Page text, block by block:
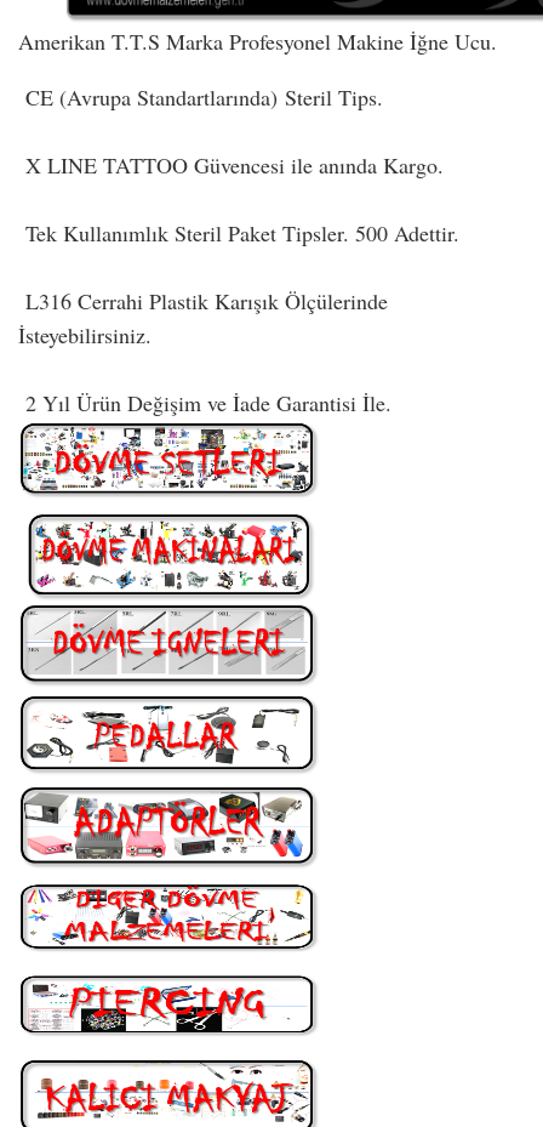
Amerikan T.T.S Marka Profesyonel Makine İğne Ucu.
CE (Avrupa Standartlarında) Steril Tips.
X LINE TATTOO Güvencesi ile anında Kargo.
Tek Kullanımlık Steril Paket Tipsler. 500 Adettir.
L316 Cerrahi Plastik Karışık Ölçülerinde
İsteyebilirsiniz.
2 Yıl Ürün Değişim ve İade Garantisi İle.